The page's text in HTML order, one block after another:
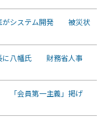
がシステム開発 被災状
に八幡氏 財務省人事
「会員第一主義」掲げ